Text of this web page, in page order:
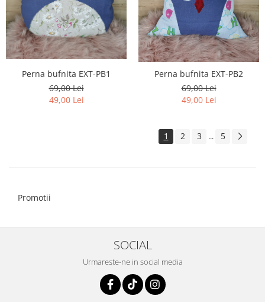
Perna bufnita EXT-PB1
69,00 Lei
49,00 Lei
Perna bufnita EXT-PB2
69,00 Lei
49,00 Lei
1 2 3 ... 5
Promotii
SOCIAL
Urmareste-ne in social media